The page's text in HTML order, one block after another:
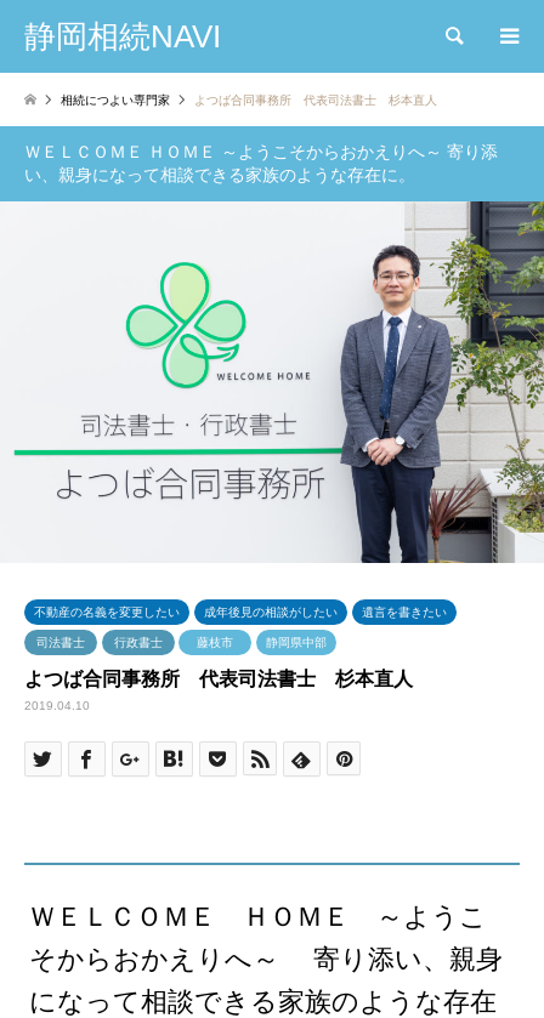
静岡相続NAVI 検索
相続につよい専門家 よつば合同事務所 代表司法書士 杉本直人
ＷＥＬＣＯＭＥ ＨＯＭＥ ～ようこそからおかえりへ～ 寄り添
い、親身になって相談できる家族のような存在に。
不動産の名義を変更したい 成年後見の相談がしたい 遺言を書きたい
司法書士 行政書士 藤枝市 静岡県中部
よつば合同事務所 代表司法書士 杉本直人
2019.04.10
ＷＥＬＣＯＭＥ ＨＯＭＥ ～ようこ
そからおかえりへ～ 寄り添い、親身
になって相談できる家族のような存在